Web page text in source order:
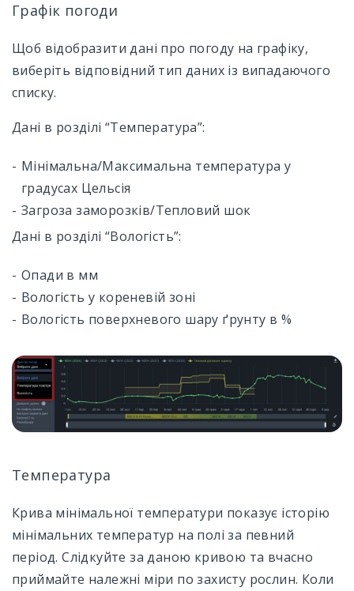
Графік погоди
Щоб відобразити дані про погоду на графіку,
виберіть відповідний тип даних із випадаючого
списку.
Дані в розділі “Температура”:
Мінімальна/Максимальна температура у
градусах Цельсія
Загроза заморозків/Тепловий шок
Дані в розділі “Вологість”:
Опади в мм
Вологість у кореневій зоні
Вологість поверхневого шару ґрунту в %
Температура
Крива мінімальної температури показує історію
мінімальних температур на полі за певний
період. Слідкуйте за даною кривою та вчасно
приймайте належні міри по захисту рослин. Коли